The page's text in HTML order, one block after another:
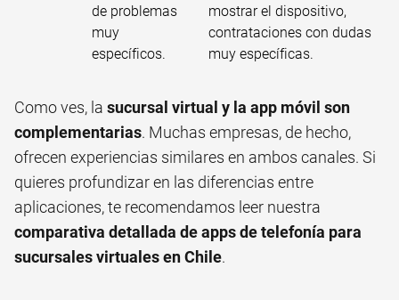
de problemas
muy
específicos.
mostrar el dispositivo,
contrataciones con dudas
muy específicas.
Como ves, la sucursal virtual y la app móvil son
complementarias. Muchas empresas, de hecho,
ofrecen experiencias similares en ambos canales. Si
quieres profundizar en las diferencias entre
aplicaciones, te recomendamos leer nuestra
comparativa detallada de apps de telefonía para
sucursales virtuales en Chile.